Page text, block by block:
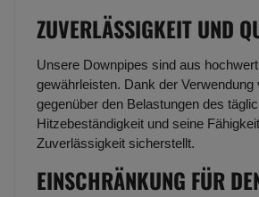
ZUVERLÄSSIGKEIT UND
Unsere Downpipes sind aus
gewährleisten. Dank der
gegenüber den Belastungen des
Hitzebeständigkeit und seine
Zuverlässigkeit sicherstellt.
EINSCHRÄNKUNG FÜR